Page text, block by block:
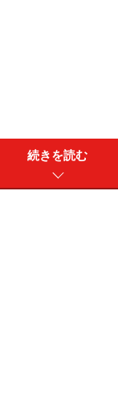
続きを読む